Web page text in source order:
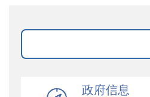
政府信息